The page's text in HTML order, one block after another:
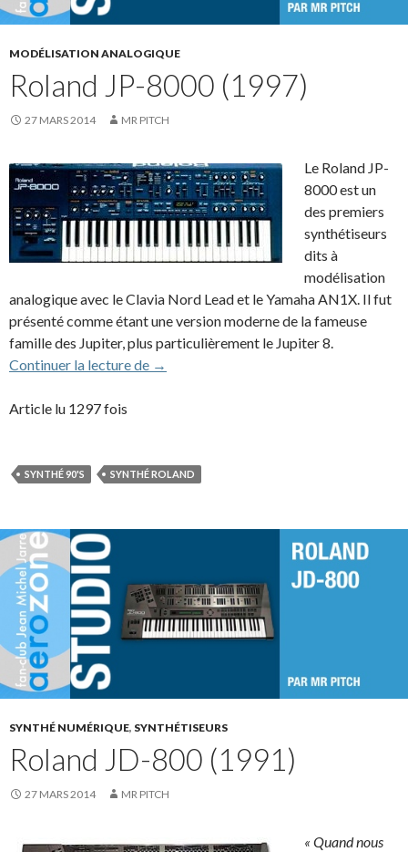
MODÉLISATION ANALOGIQUE
Roland JP-8000 (1997)
27 MARS 2014 MR PITCH
Le Roland JP-
8000 est un
des premiers
synthétiseurs
dits à
modélisation
analogique avec le Clavia Nord Lead et le Yamaha AN1X. Il fut
présenté comme étant une version moderne de la fameuse
famille des Jupiter, plus particulièrement le Jupiter 8.
Continuer la lecture de
Roland JP-8000 (1997)
→
Article lu 1297 fois
SYNTHÉ 90'S SYNTHÉ ROLAND
SYNTHÉ NUMÉRIQUE, SYNTHÉTISEURS
Roland JD-800 (1991)
27 MARS 2014 MR PITCH
« Quand nous